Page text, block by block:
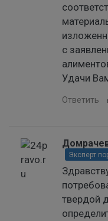
с
Удачи
Ответить
Эксперт
твердой